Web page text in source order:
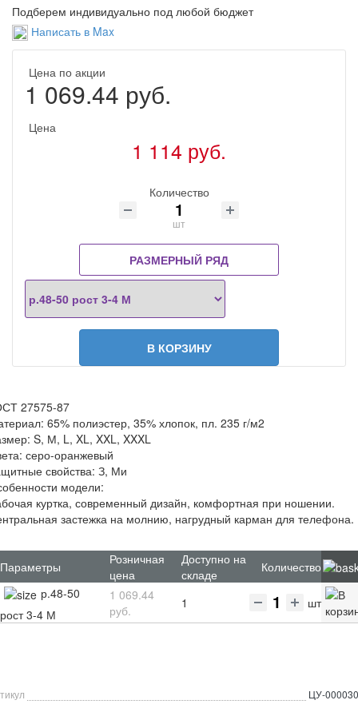
Подберем индивидуально под любой бюджет
Написать в Max
Цена по акции
1 069.44 руб.
Цена
1 114 руб.
Количество
шт
РАЗМЕРНЫЙ РЯД
В КОРЗИНУ
27575-87
65% полиэстер, 35% хлопок, пл. 235 г/м2
S, М, L, XL, XXL, XXXL
серо-оранжевый
свойства: З, Ми
модели:
куртка, современный дизайн, комфортная при ношении.
застежка на молнию, нагрудный карман для телефона.
Параметры
Розничная
цена
Доступно на
складе
Количество
р.48-50
рост 3-4 М
1 069.44
руб.
1 шт
ЦУ-